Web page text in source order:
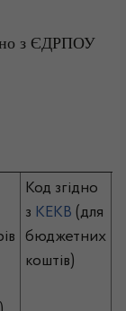
з ЄДРПОУ
Код згідно
з КЕКВ (для
бюджетних
коштів)